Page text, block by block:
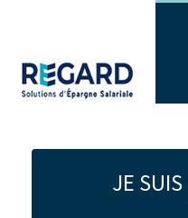
JE SUIS